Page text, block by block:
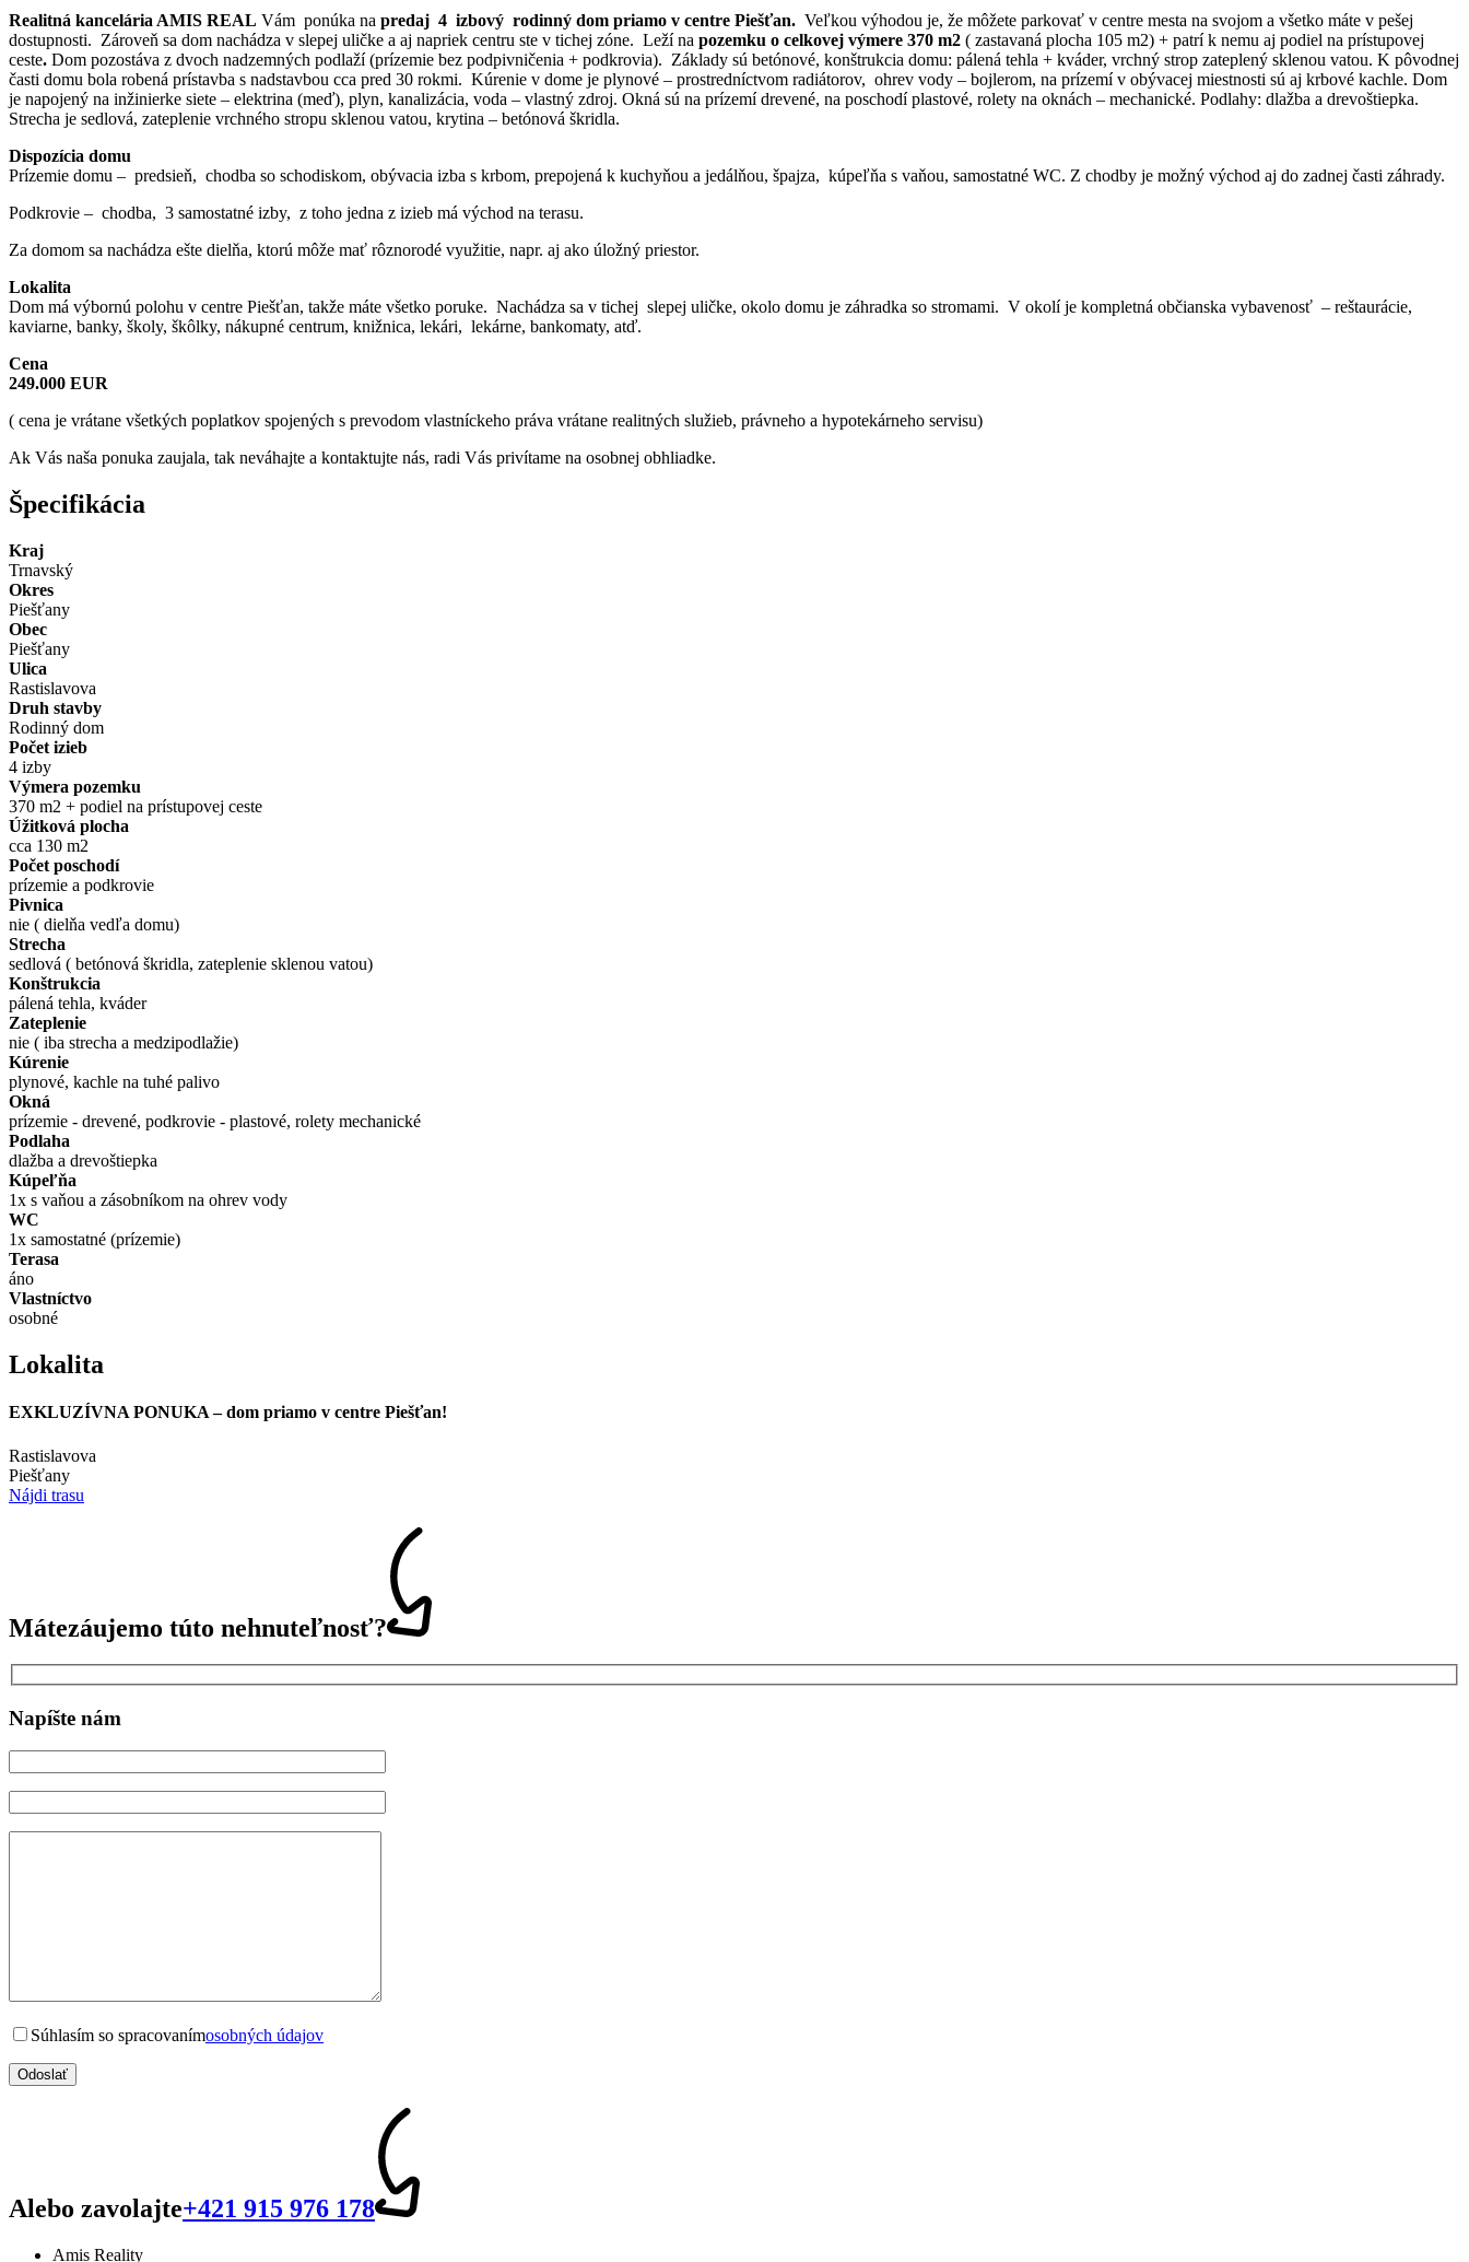
Realitná kancelária AMIS REAL Vám ponúka na predaj 4 izbový rodinný dom priamo v centre Piešťan. Veľkou výhodou je, že môžete parkovať v centre mesta na svojom a všetko máte v pešej
dostupnosti. Zároveň sa dom nachádza v slepej uličke a aj napriek centru ste v tichej zóne. Leží na pozemku o celkovej výmere 370 m2 ( zastavaná plocha 105 m2) + patrí k nemu aj podiel na prístupovej
ceste. Dom pozostáva z dvoch nadzemných podlaží (prízemie bez podpivničenia + podkrovia). Základy sú betónové, konštrukcia domu: pálená tehla + kváder, vrchný strop zateplený sklenou vatou. K pôvodnej
časti domu bola robená prístavba s nadstavbou cca pred 30 rokmi. Kúrenie v dome je plynové – prostredníctvom radiátorov, ohrev vody – bojlerom, na prízemí v obývacej miestnosti sú aj krbové kachle. Dom
je napojený na inžinierke siete – elektrina (meď), plyn, kanalizácia, voda – vlastný zdroj. Okná sú na prízemí drevené, na poschodí plastové, rolety na oknách – mechanické. Podlahy: dlažba a drevoštiepka.
Strecha je sedlová, zateplenie vrchného stropu sklenou vatou, krytina – betónová škridla.
Dispozícia domu
Prízemie domu – predsieň, chodba so schodiskom, obývacia izba s krbom, prepojená k kuchyňou a jedálňou, špajza, kúpeľňa s vaňou, samostatné WC. Z chodby je možný východ aj do zadnej časti záhrady.
Podkrovie – chodba, 3 samostatné izby, z toho jedna z izieb má východ na terasu.
Za domom sa nachádza ešte dielňa, ktorú môže mať rôznorodé využitie, napr. aj ako úložný priestor.
Lokalita
Dom má výbornú polohu v centre Piešťan, takže máte všetko poruke. Nachádza sa v tichej slepej uličke, okolo domu je záhradka so stromami. V okolí je kompletná občianska vybavenosť – reštaurácie,
kaviarne, banky, školy, škôlky, nákupné centrum, knižnica, lekári, lekárne, bankomaty, atď.
Cena
249.000 EUR
( cena je vrátane všetkých poplatkov spojených s prevodom vlastníckeho práva vrátane realitných služieb, právneho a hypotekárneho servisu)
Ak Vás naša ponuka zaujala, tak neváhajte a kontaktujte nás, radi Vás privítame na osobnej obhliadke.
Špecifikácia
Kraj
Trnavský
Okres
Piešťany
Obec
Piešťany
Ulica
Rastislavova
Druh stavby
Rodinný dom
Počet izieb
4 izby
Výmera pozemku
370 m2 + podiel na prístupovej ceste
Úžitková plocha
cca 130 m2
Počet poschodí
prízemie a podkrovie
Pivnica
nie ( dielňa vedľa domu)
Strecha
sedlová ( betónová škridla, zateplenie sklenou vatou)
Konštrukcia
pálená tehla, kváder
Zateplenie
nie ( iba strecha a medzipodlažie)
Kúrenie
plynové, kachle na tuhé palivo
Okná
prízemie - drevené, podkrovie - plastové, rolety mechanické
Podlaha
dlažba a drevoštiepka
Kúpeľňa
1x s vaňou a zásobníkom na ohrev vody
WC
1x samostatné (prízemie)
Terasa
áno
Vlastníctvo
osobné
Lokalita
EXKLUZÍVNA PONUKA – dom priamo v centre Piešťan!
Rastislavova
Piešťany
Nájdi trasu
Mátezáujemo túto nehnuteľnosť?
Napíšte nám
Súhlasím so spracovanímosobných údajov
Alebo zavolajte+421 915 976 178
Amis Reality